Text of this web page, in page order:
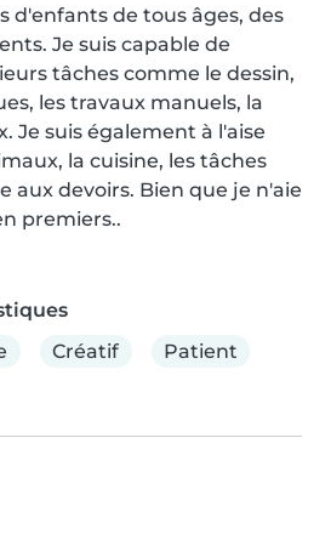
d'enfants de tous âges, des
Je suis capable de
tâches comme le dessin,
les travaux manuels, la
Je suis également à l'aise
la cuisine, les tâches
aux devoirs. Bien que je n'aie
premiers..
Créatif Patient